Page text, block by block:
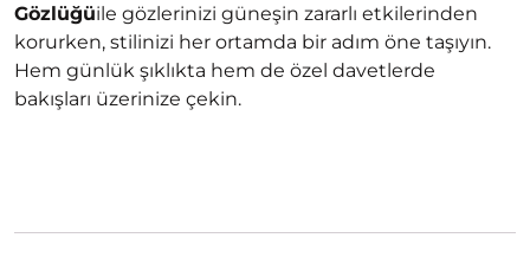
Gözlüğüile gözlerinizi güneşin zararlı etkilerinden
korurken, stilinizi her ortamda bir adım öne taşıyın.
Hem günlük şıklıkta hem de özel davetlerde
bakışları üzerinize çekin.